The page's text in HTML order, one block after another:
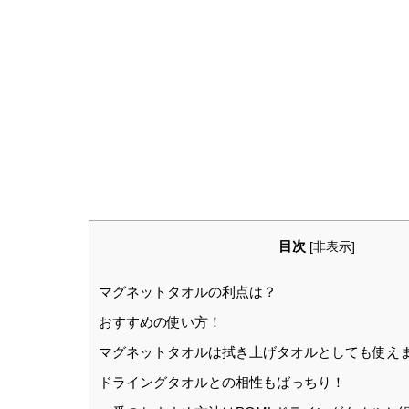
目次 [非表示]
マグネットタオルの利点は？
おすすめの使い方！
マグネットタオルは拭き上げタオルとしても使え
ドライングタオルとの相性もばっちり！